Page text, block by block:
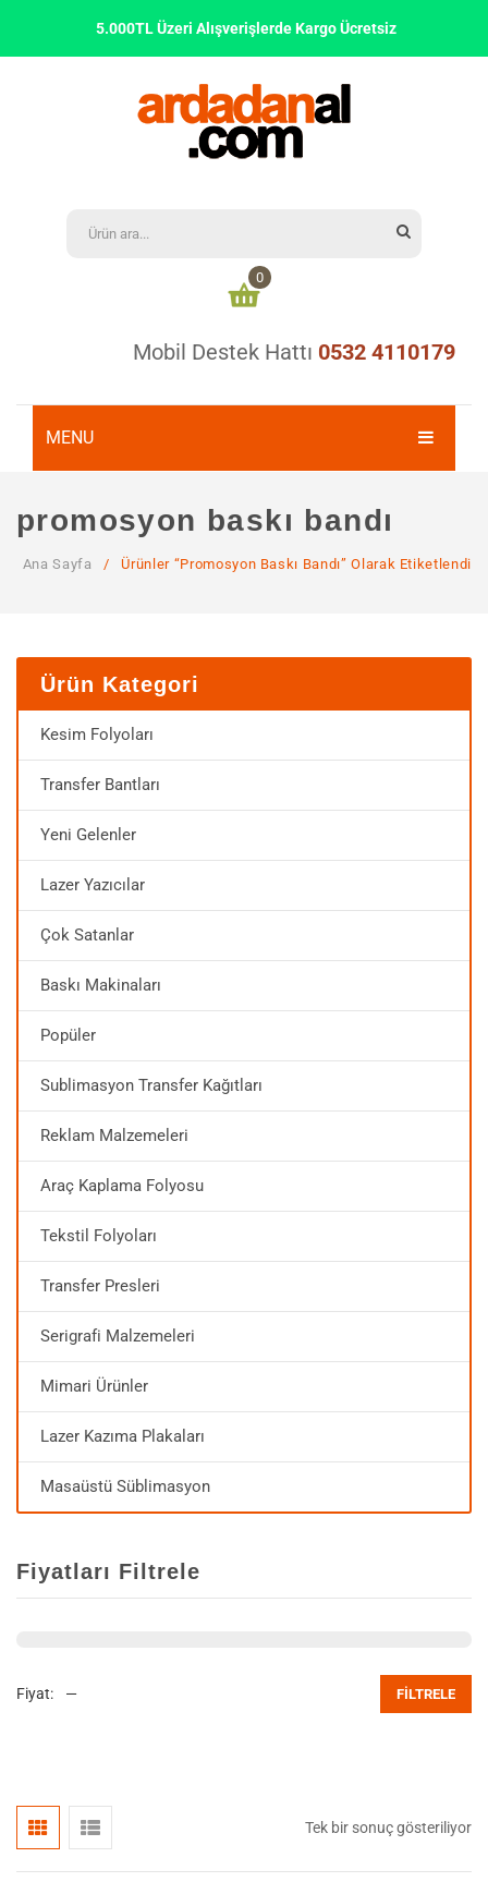
5.000TL Üzeri Alışverişlerde Kargo Ücretsiz
Mobil Destek Hattı 0532 4110179
MENU
MAĞAZA
SSS
İLETIŞIM
0
Alışveriş sepetinizde ürün bulunmamaktadır
promosyon baskı bandı
Ana Sayfa / Ürünler “promosyon Baskı Bandı” Olarak Etiketlendi
Ürün Kategori
Kesim Folyoları
Transfer Bantları
Yeni Gelenler
Lazer Yazıcılar
Çok Satanlar
Baskı Makinaları
Popüler
Sublimasyon Transfer Kağıtları
Reklam Malzemeleri
Araç Kaplama Folyosu
Tekstil Folyoları
Transfer Presleri
Serigrafi Malzemeleri
Mimari Ürünler
Lazer Kazıma Plakaları
Masaüstü Süblimasyon
Fiyatları Filtrele
FILTRELE
Fiyat: —
Tek bir sonuç gösteriliyor